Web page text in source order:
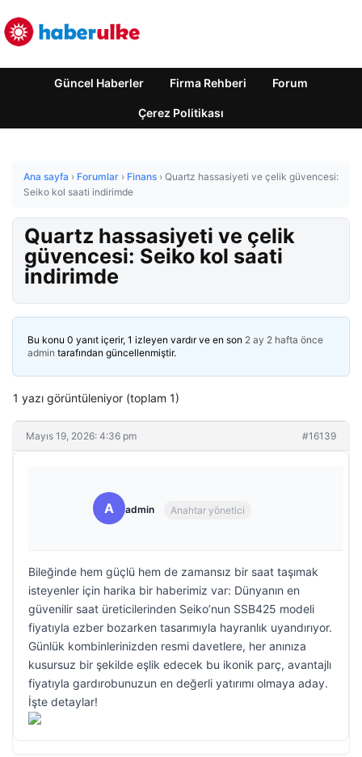
Güncel Haberler Firma Rehberi Forum
Çerez Politikası
Ana sayfa › Forumlar › Finans › Quartz hassasiyeti ve çelik güvencesi:
Seiko kol saati indirimde
Quartz hassasiyeti ve çelik
güvencesi: Seiko kol saati
indirimde
Bu konu 0 yanıt içerir, 1 izleyen vardır ve en son 2 ay 2 hafta önce
admin tarafından güncellenmiştir.
1 yazı görüntüleniyor (toplam 1)
Mayıs 19, 2026: 4:36 pm #16139
A admin Anahtar yönetici
Bileğinde hem güçlü hem de zamansız bir saat taşımak
isteyenler için harika bir haberimiz var: Dünyanın en
güvenilir saat üreticilerinden Seiko’nun SSB425 modeli
fiyatıyla ezber bozarken tasarımıyla hayranlık uyandırıyor.
Günlük kombinlerinizden resmi davetlere, her anınıza
kusursuz bir şekilde eşlik edecek bu ikonik parç, avantajlı
fiyatıyla gardırobunuzun en değerli yatırımı olmaya aday.
İşte detaylar!